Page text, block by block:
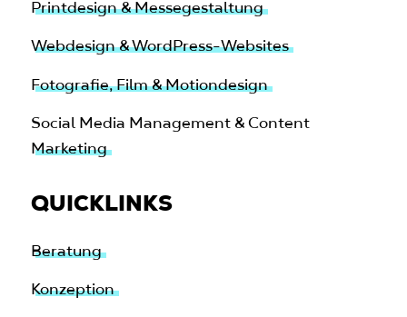
Printdesign & Messegestaltung
Webdesign & WordPress-Websites
Fotografie, Film & Motiondesign
Social Media Management & Content
Marketing
QUICKLINKS
Beratung
Konzeption